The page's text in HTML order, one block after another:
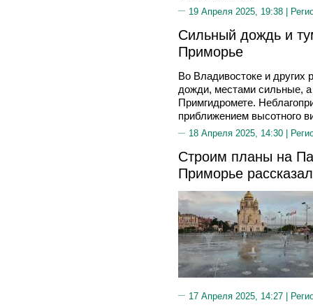
19 Апреля 2025, 19:38 |
Сильный дождь и
Приморье
Во Владивостоке и других
дожди, местами сильные,
Примгидромете.
приближением высотного
18 Апреля 2025, 14:30 |
Строим планы на
Приморье
17 Апреля 2025, 14:27 |